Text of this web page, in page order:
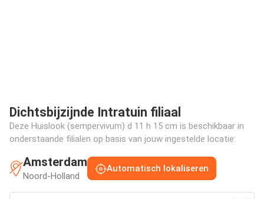
Dichtsbijzijnde Intratuin filiaal
Deze Huislook (sempervivum) d 11 h 15 cm is beschikbaar in
onderstaande filialen op basis van jouw ingestelde locatie:
Amsterdam
Noord-Holland
Automatisch lokaliseren